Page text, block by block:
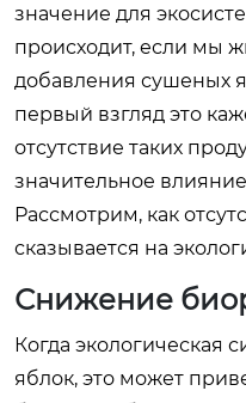
значение для
происходит, если мы
добавления сушеных
первый взгляд это
отсутствие таких
значительное
Рассмотрим, как
сказывается на
Снижение
Когда экологическая
яблок, это может